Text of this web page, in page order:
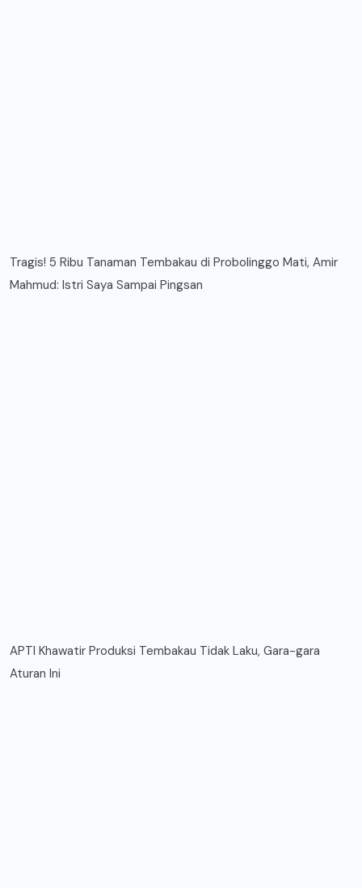
Tragis! 5 Ribu Tanaman Tembakau di Probolinggo Mati, Amir
Mahmud: Istri Saya Sampai Pingsan
APTI Khawatir Produksi Tembakau Tidak Laku, Gara-gara
Aturan Ini